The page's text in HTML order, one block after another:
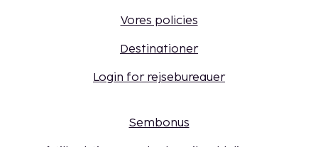
Vores policies
Destinationer
Login for rejsebureauer
Sembonus